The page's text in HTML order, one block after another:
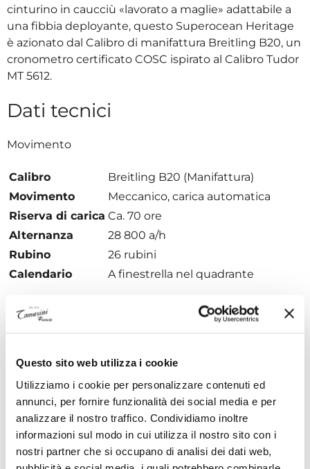
Questo sito web utilizza i cookie
Utilizziamo i cookie per personalizzare contenuti ed
annunci, per fornire funzionalità dei social media e per
analizzare il nostro traffico. Condividiamo inoltre
informazioni sul modo in cui utilizza il nostro sito con i
nostri partner che si occupano di analisi dei dati web,
cinturino in caucciù «lavorato a maglie» adattabile a
una fibbia deployante, questo Superocean Heritage
è azionato dal Calibro di manifattura Breitling B20, un
cronometro certificato COSC ispirato al Calibro Tudor
MT 5612.
Dati tecnici
Movimento
Calibro
Breitling B20 (Manifattura)
Movimento
Meccanico, carica automatica
Riserva di carica Ca. 70 ore
Alternanza
28 800 a/h
Rubino
26 rubini
Calendario
A finestrella nel quadrante
Cassa
200 metri i
Lunetta
Unidirezionale con arresto
Corona
A vite, due guarnizioni
Zaffiro bombato, antiriflesso su